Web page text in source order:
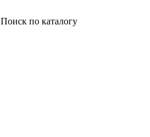
Поиск по каталогу